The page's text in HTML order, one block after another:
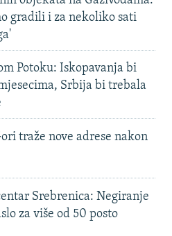
gradili i za nekoliko sati
Potoku: Iskopavanja bi
Srbija bi trebala
traže nove adrese nakon
Srebrenica: Negiranje
za više od 50 posto